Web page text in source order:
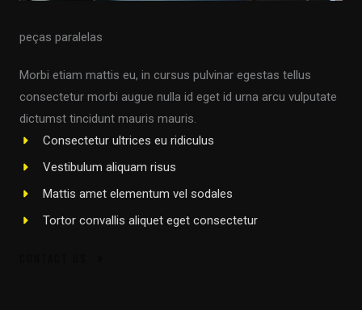
peças paralelas
Morbi etiam mattis eu, in cursus pulvinar egestas tellus
consectetur morbi augue nulla id eget id urna arcu vulputate
dictumst tincidunt mauris mauris.
Consectetur ultrices eu ridiculus
Vestibulum aliquam risus
Mattis amet elementum vel sodales
Tortor convallis aliquet eget consectetur